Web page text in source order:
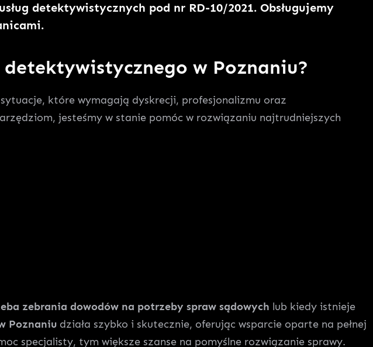
detektywistycznych pod nr RD-10/2021. Obsługujemy
w Poznaniu?
które wymagają dyskrecji, profesjonalizmu oraz
jesteśmy w stanie pomóc w rozwiązaniu najtrudniejszych
zebrania dowodów na potrzeby spraw sądowych lub kiedy istnieje
Poznaniu działa szybko i skutecznie, oferując wsparcie oparte na pełnej
specjalisty, tym większe szanse na pomyślne rozwiązanie sprawy.